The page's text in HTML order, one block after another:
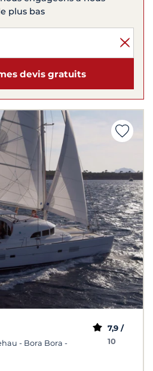
plus bas
devis gratuits
- Bora Bora -
7,9 /
10